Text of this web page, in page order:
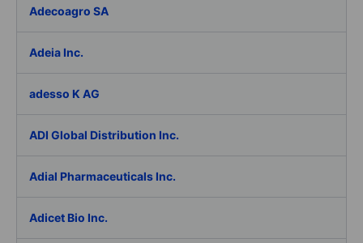
Adecoagro SA
Adeia Inc.
adesso K AG
ADI Global Distribution Inc.
Adial Pharmaceuticals Inc.
Adicet Bio Inc.